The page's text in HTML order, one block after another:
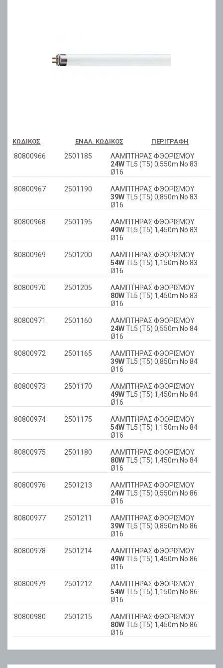
ΚΩΔΙΚΌΣ ΕΝΑΛ. ΚΩΔΙΚΌΣ ΠΕΡΙΓΡΑΦΉ
80800966 2501185
ΛΑΜΠΤΗΡΑΣ ΦΘΟΡΙΣΜΟΥ
24WTL5 (T5) 0,550m No 83
Ø16
80800967 2501190
ΛΑΜΠΤΗΡΑΣ ΦΘΟΡΙΣΜΟΥ
39WTL5 (T5) 0,850m No 83
Ø16
80800968 2501195
ΛΑΜΠΤΗΡΑΣ ΦΘΟΡΙΣΜΟΥ
49WTL5 (T5) 1,450m No 83
Ø16
80800969 2501200
ΛΑΜΠΤΗΡΑΣ ΦΘΟΡΙΣΜΟΥ
54WTL5 (T5) 1,150m No 83
Ø16
80800970 2501205
ΛΑΜΠΤΗΡΑΣ ΦΘΟΡΙΣΜΟΥ
80WTL5 (T5) 1,450m No 83
Ø16
80800971 2501160
ΛΑΜΠΤΗΡΑΣ ΦΘΟΡΙΣΜΟΥ
24WTL5 (T5) 0,550m No 84
Ø16
80800972 2501165
ΛΑΜΠΤΗΡΑΣ ΦΘΟΡΙΣΜΟΥ
39WTL5 (T5) 0,850m No 84
Ø16
80800973 2501170
ΛΑΜΠΤΗΡΑΣ ΦΘΟΡΙΣΜΟΥ
49WTL5 (T5) 1,450m No 84
Ø16
80800974 2501175
ΛΑΜΠΤΗΡΑΣ ΦΘΟΡΙΣΜΟΥ
54WTL5 (T5) 1,150m No 84
Ø16
80800975 2501180
ΛΑΜΠΤΗΡΑΣ ΦΘΟΡΙΣΜΟΥ
80WTL5 (T5) 1,450m No 84
Ø16
80800976 2501213
ΛΑΜΠΤΗΡΑΣ ΦΘΟΡΙΣΜΟΥ
24WTL5 (T5) 0,550m No 86
Ø16
80800977 2501211
ΛΑΜΠΤΗΡΑΣ ΦΘΟΡΙΣΜΟΥ
39WTL5 (T5) 0,850m No 86
Ø16
80800978 2501214
ΛΑΜΠΤΗΡΑΣ ΦΘΟΡΙΣΜΟΥ
49WTL5 (T5) 1,450m No 86
Ø16
80800979 2501212
ΛΑΜΠΤΗΡΑΣ ΦΘΟΡΙΣΜΟΥ
54WTL5 (T5) 1,150m No 86
Ø16
80800980 2501215
ΛΑΜΠΤΗΡΑΣ ΦΘΟΡΙΣΜΟΥ
80WTL5 (T5) 1,450m No 86
Ø16